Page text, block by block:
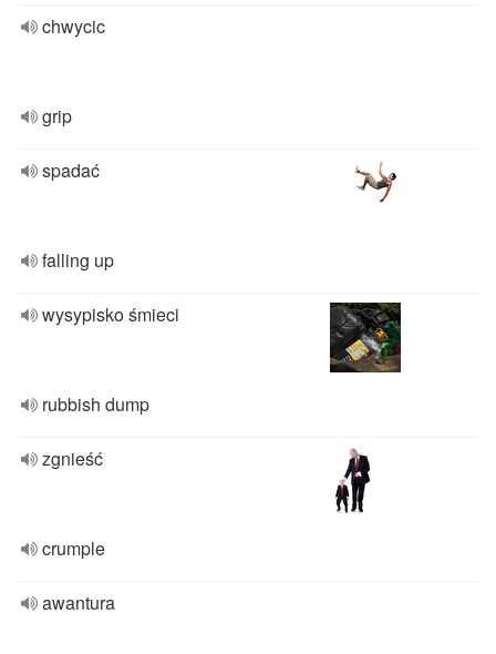
chwycic
grip
spadać
falling up
wysypisko śmieci
rubbish dump
zgnieść
crumple
awantura